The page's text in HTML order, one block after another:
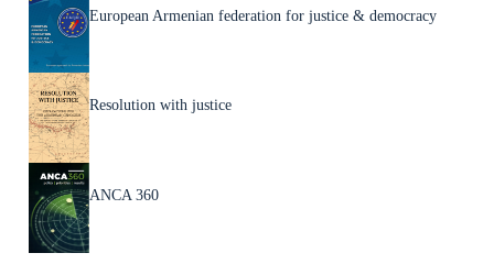
European Armenian federation for justice & democracy
Resolution with justice
ANCA 360